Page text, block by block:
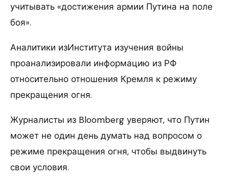
учитывать «достижения армии Путина на поле
боя».
Аналитики изИнститута изучения войны
проанализировали информацию из РФ
относительно отношения Кремля к режиму
прекращения огня.
Журналисты из Bloomberg уверяют, что Путин
может не один день думать над вопросом о
режиме прекращения огня, чтобы выдвинуть
свои условия.